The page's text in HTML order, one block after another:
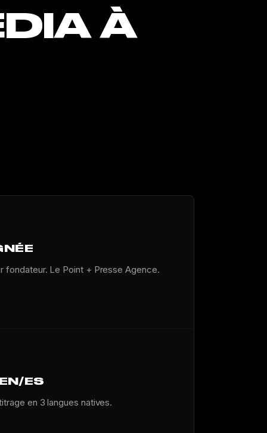
À
fondateur. Le Point + Presse Agence.
ES
en 3 langues natives.